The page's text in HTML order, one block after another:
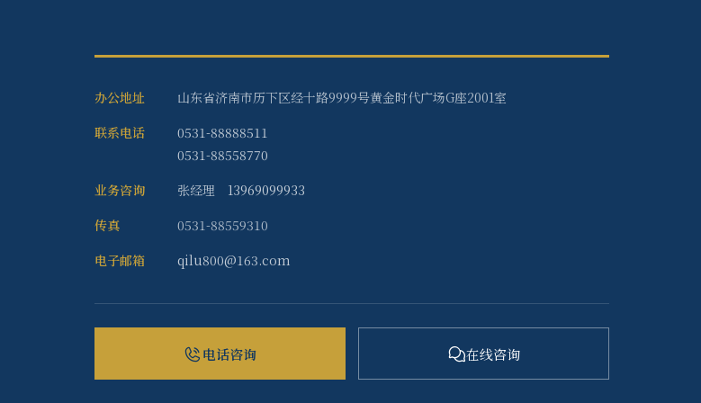
办公地址
山东省济南市历下区经十路9999号黄金时代广场G座2001室
联系电话
0531-88888511
0531-88558770
业务咨询
张经理 13969099933
传真
0531-88559310
电子邮箱
qilu800@163.com
电话咨询 在线咨询